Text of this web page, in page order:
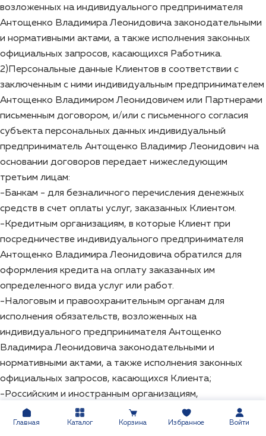
возложенных на индивидуального предпринимателя
Антощенко Владимира Леонидовича законодательными
и нормативными актами, а также исполнения законных
официальных запросов, касающихся Работника.
2)Персональные данные Клиентов в соответствии с
заключенным с ними индивидуальным предпринимателем
Антощенко Владимиром Леонидовичем или Партнерами
письменным договором, и/или с письменного согласия
субъекта персональных данных индивидуальный
предприниматель Антощенко Владимир Леонидович на
основании договоров передает нижеследующим
третьим лицам:
-Банкам - для безналичного перечисления денежных
средств в счет оплаты услуг, заказанных Клиентом.
-Кредитным организациям, в которые Клиент при
посредничестве индивидуального предпринимателя
Антощенко Владимира Леонидовича обратился для
оформления кредита на оплату заказанных им
определенного вида услуг или работ.
-Налоговым и правоохранительным органам для
исполнения обязательств, возложенных на
индивидуального предпринимателя Антощенко
Владимира Леонидовича законодательными и
нормативными актами, а также исполнения законных
официальных запросов, касающихся Клиента;
-Российским и иностранным организациям,
организующим и/или осуществляющим авиационную, и/
или железнодорожную и/или автомобильную перевозку
Главная Каталог Корзина Избранное Войти